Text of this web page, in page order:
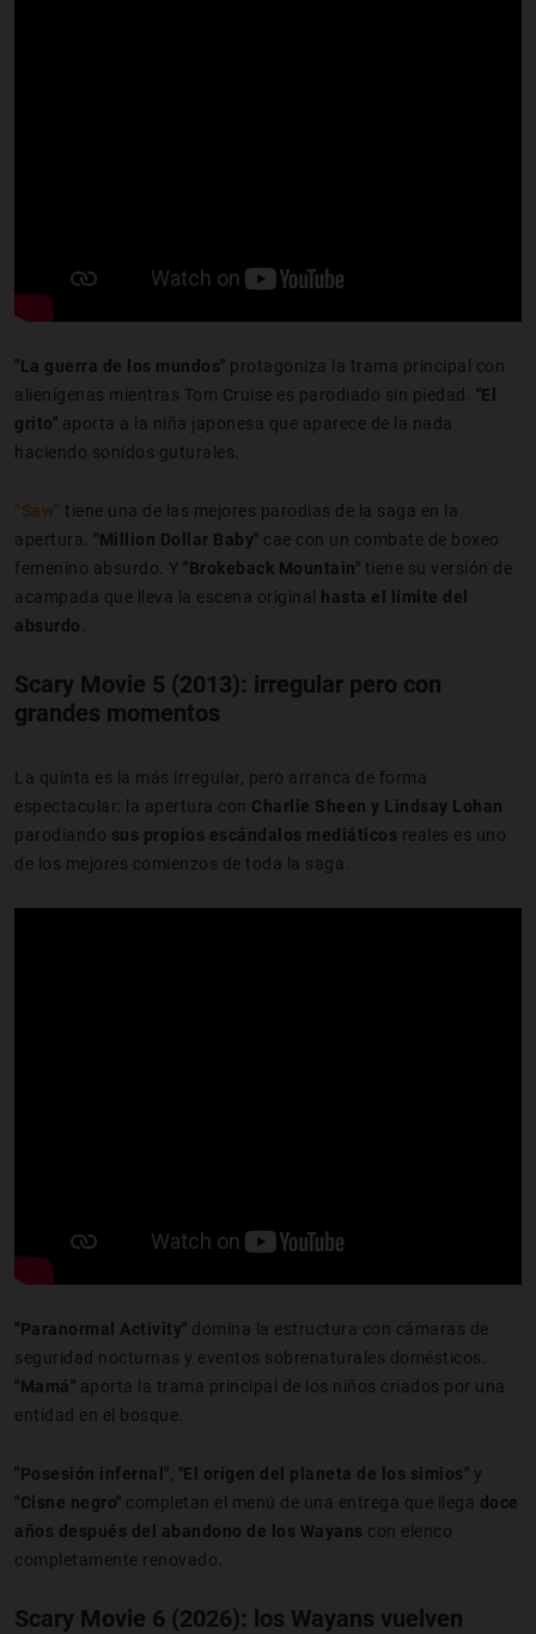
"La guerra de los mundos" protagoniza la trama principal con
alienígenas mientras Tom Cruise es parodiado sin piedad. "El
grito" aporta a la niña japonesa que aparece de la nada
haciendo sonidos guturales.
"Saw" tiene una de las mejores parodias de la saga en la
apertura. "Million Dollar Baby" cae con un combate de boxeo
femenino absurdo. Y "Brokeback Mountain" tiene su versión de
acampada que lleva la escena original
hasta el límite del
absurdo
Scary Movie 5 (2013): irregular pero con
grandes momentos
La quinta es la más irregular, pero arranca de forma
espectacular: la apertura con Charlie Sheen y Lindsay Lohan
parodiando sus propios escándalos mediáticos reales es uno
de los mejores comienzos de toda la saga.
"Paranormal Activity" domina la estructura con cámaras de
seguridad nocturnas y eventos sobrenaturales domésticos.
"Mamá" aporta la trama principal de los niños criados por una
entidad en el bosque.
"Posesión infernal" "El origen del planeta de los simios" y
"Cisne negro" completan el menú de una entrega que llega doce
años después del abandono de los Wayans con elenco
completamente renovado.
Scary Movie 6 (2026): los Wayans vuelven